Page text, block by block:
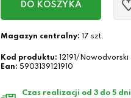
DO KOSZYKA
Magazyn centralny: 17 szt.
Kod produktu:
12191/Nowodvorski
Ean: 5903139121910
Czas realizacji od 3 do 5 dni